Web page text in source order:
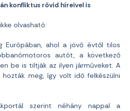
konfliktus rövid híreivel is
olvasható:
Európában, ahol a jövő évtől tilos
autót, a következő
be is tiltják az ilyen járműveket. A
meg, így volt idő felkészülni
szerint néhány nappal a